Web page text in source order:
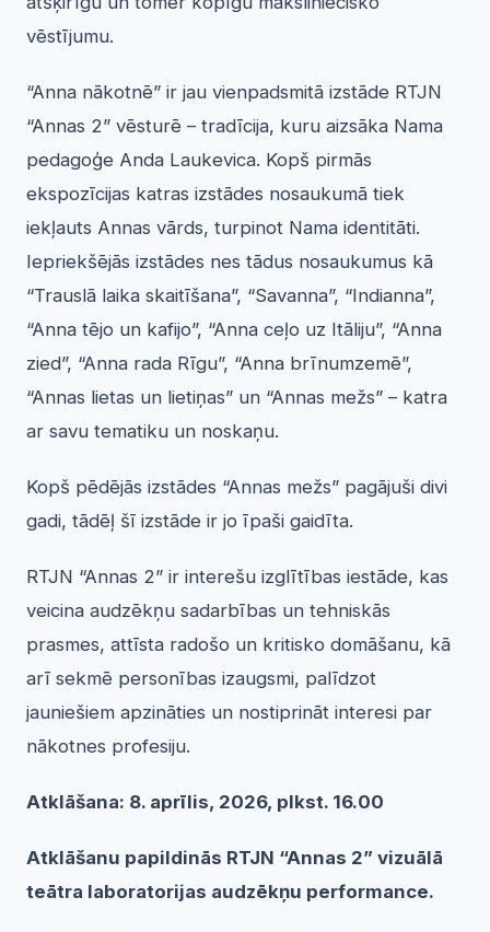
vēstījumu.
“Anna nākotnē” ir jau vienpadsmitā izstāde RTJN
“Annas 2” vēsturē – tradīcija, kuru aizsāka Nama
pedagoģe Anda Laukevica. Kopš pirmās
ekspozīcijas katras izstādes nosaukumā tiek
iekļauts Annas vārds, turpinot Nama identitāti.
Iepriekšējās izstādes nes tādus nosaukumus kā
“Trauslā laika skaitīšana”, “Savanna”, “Indianna”,
“Anna tējo un kafijo”, “Anna ceļo uz Itāliju”, “Anna
zied”, “Anna rada Rīgu”, “Anna brīnumzemē”,
“Annas lietas un lietiņas” un “Annas mežs” – katra
ar savu tematiku un noskaņu.
Kopš pēdējās izstādes “Annas mežs” pagājuši divi
gadi, tādēļ šī izstāde ir jo īpaši gaidīta.
RTJN “Annas 2” ir interešu izglītības iestāde, kas
veicina audzēkņu sadarbības un tehniskās
prasmes, attīsta radošo un kritisko domāšanu, kā
arī sekmē personības izaugsmi, palīdzot
jauniešiem apzināties un nostiprināt interesi par
nākotnes profesiju.
Atklāšana: 8. aprīlis, 2026, plkst. 16.00
Atklāšanu papildinās RTJN “Annas 2” vizuālā
teātra laboratorijas audzēkņu performance.